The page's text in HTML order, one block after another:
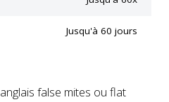
Jusqu'à 60 jours
false mites ou flat